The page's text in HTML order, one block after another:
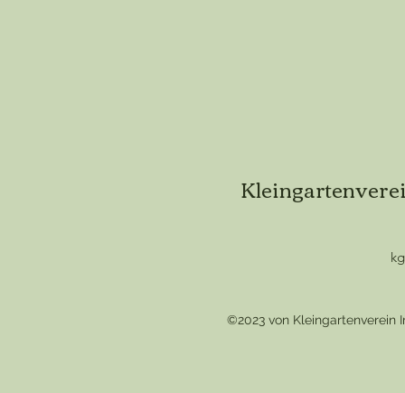
©2023 von Kleingartenverein